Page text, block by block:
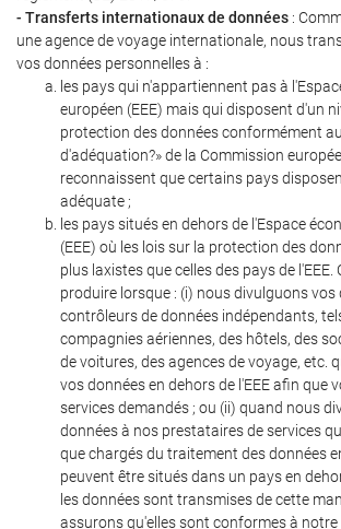
- Transferts internationaux de données :
une agence de voyage internationale, nous
vos données personnelles à :
les pays qui n'appartiennent pas à
européen (EEE) mais qui disposent d'un
protection des données conformément
d'adéquation?» de la Commission
reconnaissent que certains pays
adéquate ;
les pays situés en dehors de l'Espace
(EEE) où les lois sur la protection des
plus laxistes que celles des pays de l'EEE.
produire lorsque : (i) nous divulguons vos
contrôleurs de données indépendants,
compagnies aériennes, des hôtels, des
de voitures, des agences de voyage, etc.
vos données en dehors de l'EEE afin que
services demandés ; ou (ii) quand nous
données à nos prestataires de services
que chargés du traitement des données
peuvent être situés dans un pays en
les données sont transmises de cette
assurons qu'elles sont conformes à notre